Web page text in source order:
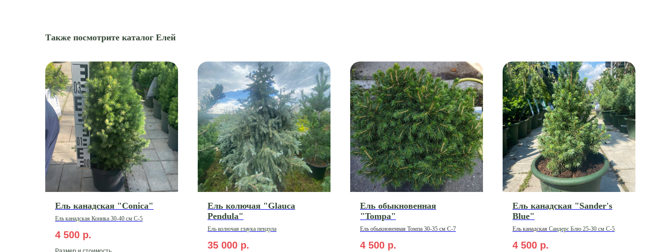
Также посмотрите каталог Елей
Ель канадская "Conica"
Ель канадская Коника 30-40 см С-5
4 500 р.
Ель колючая "Glauca
Pendula"
Ель колючая глаука пендула
35 000 р.
Ель обыкновенная
"Tompa"
Ель обыкновенная Томпа 30-35 см С-7
4 500 р.
Ель канадская "Sander's
Blue"
Ель канадская Сандерс Блю 25-30 см С-5
4 500 р.